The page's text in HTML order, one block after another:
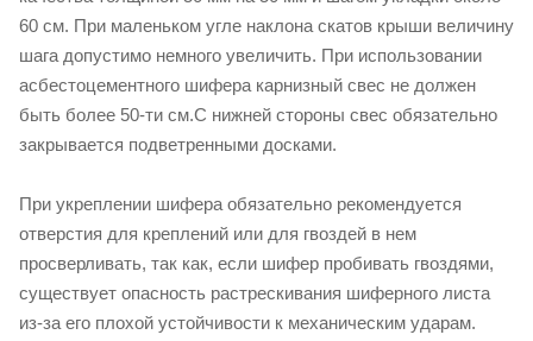
60 см. При маленьком угле наклона скатов крыши величину
шага допустимо немного увеличить. При использовании
асбестоцементного шифера карнизный свес не должен
быть более 50-ти см.С нижней стороны свес обязательно
закрывается подветренными досками.
При укреплении шифера обязательно рекомендуется
отверстия для креплений или для гвоздей в нем
просверливать, так как, если шифер пробивать гвоздями,
существует опасность растрескивания шиферного листа
из-за его плохой устойчивости к механическим ударам.